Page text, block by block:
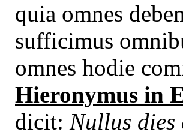
quia omnes
sufficimus
omnes hodie
Hieronymus in
dicit: Nullus dies